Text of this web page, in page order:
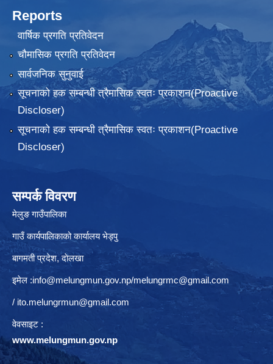
Reports
वार्षिक प्रगति प्रतिवेदन
चौमासिक प्रगति प्रतिवेदन
सार्वजनिक सुनुवाई
सूचनाको हक सम्बन्धी त्रैमासिक स्वतः प्रकाशन(Proactive
Discloser)
सूचनाको हक सम्बन्धी त्रैमासिक स्वतः प्रकाशन(Proactive
Discloser)
सम्पर्क विवरण
मेलुङ गाउँपालिका
गाउँ कार्यपालिकाको कार्यालय भेड्पु
बागमती प्रदेश, दाेलखा
इमेल :info@melungmun.gov.np/melungrmc@gmail.com
/ ito.melungrmun@gmail.com
वेवसाइट :
www.melungmun.gov.np